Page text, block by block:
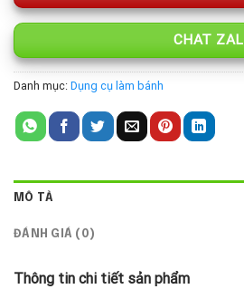
CHAT
Danh mục: Dụng cụ làm bánh
MÔ TẢ
ĐÁNH GIÁ (0)
Thông tin chi tiết sản phẩm